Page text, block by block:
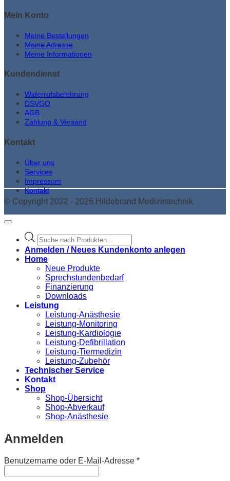
Mein Konto
Meine Bestellungen
Meine Adresse
Meine Informationen
Kundendienst
Widerrufsbelehrung
DSVGO
AGB
Zahlung & Versand
Kontakt
Über uns
Services
Impressum
Kontakt
© Copyright 2022 - 2026 Hildebrand Medizintechnik
Products
search
Anmelden / Neues Kundenkonto anlegen
Home
Neue Produkte
Sprechstundenbedarf
Finanzierung
Downloads
Leistung
Leistung-Anästhesie
Leistung-Monitoring
Leistung-Kardiologie
Leistung-Defibrillation
Leistung-Tiermedizin
Leistung-Zubehör
Technischer Service
Kontakt
Shop
Shop-Übersicht
Shop-Abverkauf
Shop-Anästhesie
Anmelden
Benutzername oder E-Mail-Adresse *Erforderlich